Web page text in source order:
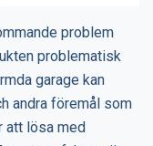
problem
problematisk
garage kan
andra föremål som
att lösa med